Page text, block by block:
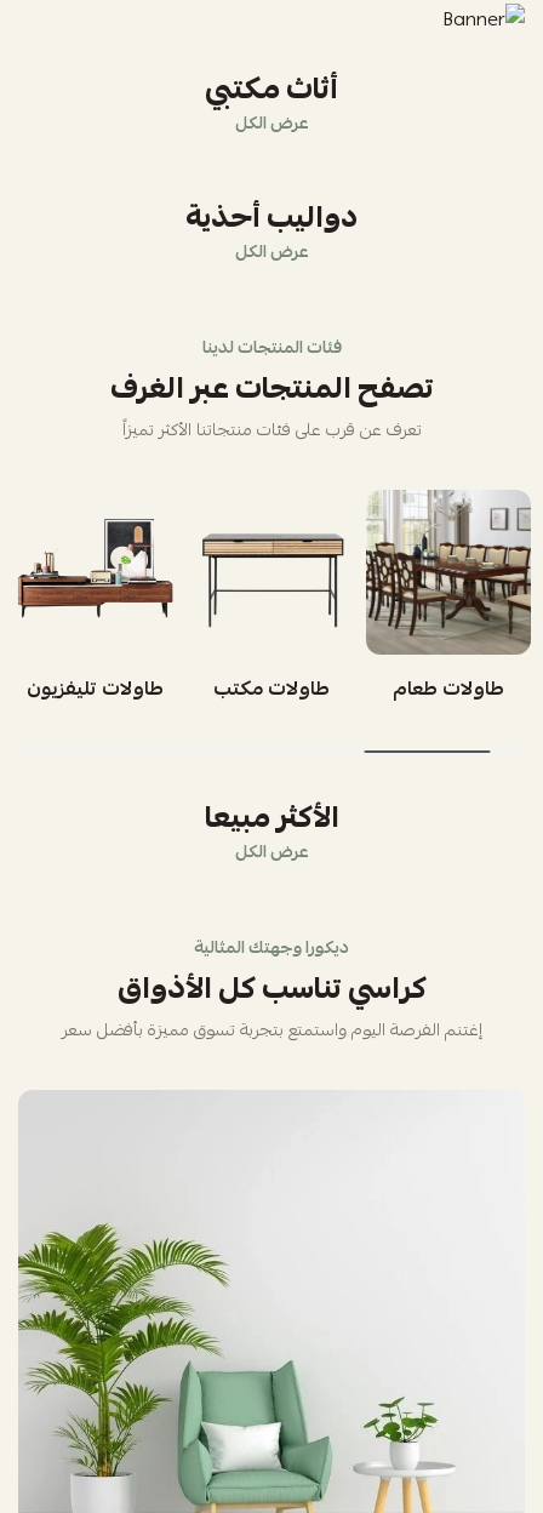
أثاث مكتبي
عرض الكل
دواليب أحذية
عرض الكل
فئات المنتجات لدينا
تصفح المنتجات عبر الغرف
تعرف عن قرب على فئات منتجاتنا الأكثر تميزاً
طاولات طعام طاولات مكتب طاولات تليفزيون
الأكثر مبيعا
عرض الكل
ديكورا وجهتك المثالية
كراسي تناسب كل الأذواق
إغتنم الفرصة اليوم واستمتع بتجربة تسوق مميزة بأفضل سعر